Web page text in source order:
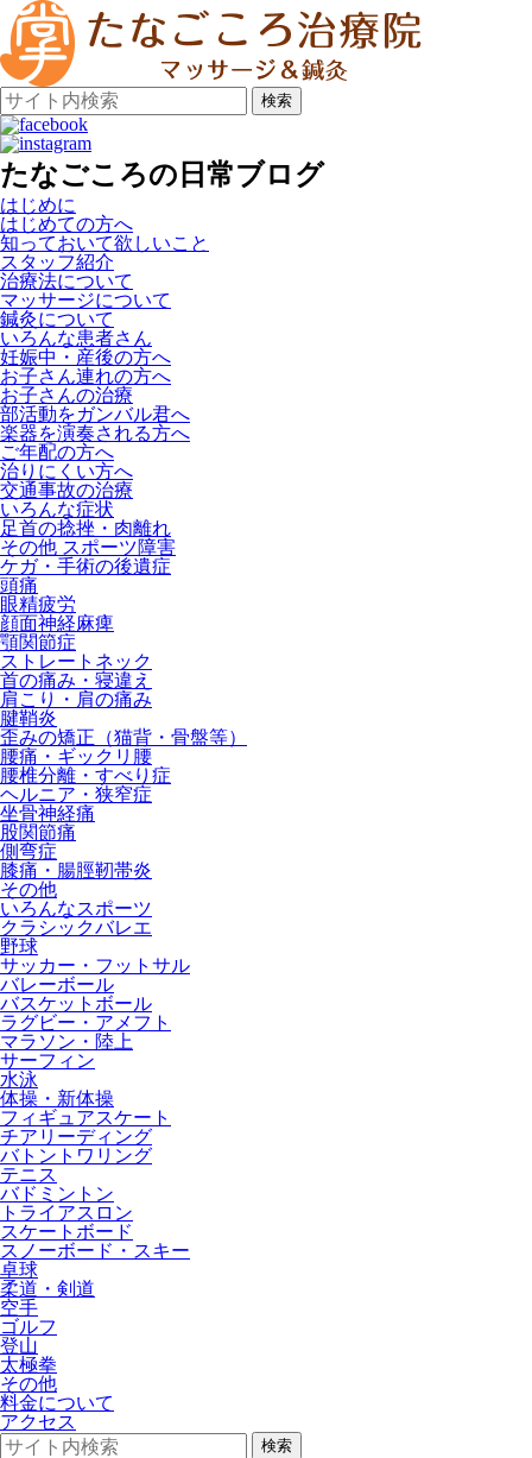
検索
たなごころの日常ブログ
はじめに
はじめての方へ
知っておいて欲しいこと
スタッフ紹介
治療法について
マッサージについて
鍼灸について
いろんな患者さん
妊娠中・産後の方へ
お子さん連れの方へ
お子さんの治療
部活動をガンバル君へ
楽器を演奏される方へ
ご年配の方へ
治りにくい方へ
交通事故の治療
いろんな症状
足首の捻挫・肉離れ
その他 スポーツ障害
ケガ・手術の後遺症
頭痛
眼精疲労
顔面神経麻痺
顎関節症
ストレートネック
首の痛み・寝違え
肩こり・肩の痛み
腱鞘炎
歪みの矯正（猫背・骨盤等）
腰痛・ギックリ腰
腰椎分離・すべり症
ヘルニア・狭窄症
坐骨神経痛
股関節痛
側弯症
膝痛・腸脛靭帯炎
その他
いろんなスポーツ
クラシックバレエ
野球
サッカー・フットサル
バレーボール
バスケットボール
ラグビー・アメフト
マラソン・陸上
サーフィン
水泳
体操・新体操
フィギュアスケート
チアリーディング
バトントワリング
テニス
バドミントン
トライアスロン
スケートボード
スノーボード・スキー
卓球
柔道・剣道
空手
ゴルフ
登山
太極拳
その他
料金について
アクセス
検索